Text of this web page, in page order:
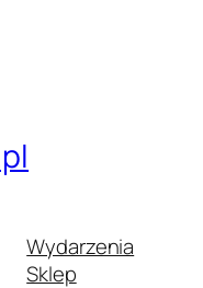
Wydarzenia
Sklep